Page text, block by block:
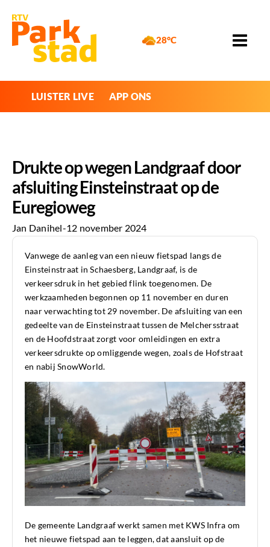
28°C
LUISTER LIVE APP ONS
Drukte op wegen Landgraaf door
afsluiting Einsteinstraat op de
Euregioweg
Jan Danihel-12 november 2024
Vanwege de aanleg van een nieuw fietspad langs de
Einsteinstraat in Schaesberg, Landgraaf, is de
verkeersdruk in het gebied flink toegenomen. De
werkzaamheden begonnen op 11 november en duren
naar verwachting tot 29 november. De afsluiting van een
gedeelte van de Einsteinstraat tussen de Melchersstraat
en de Hoofdstraat zorgt voor omleidingen en extra
verkeersdrukte op omliggende wegen, zoals de Hofstraat
en nabij SnowWorld.
De gemeente Landgraaf werkt samen met KWS Infra om
het nieuwe fietspad aan te leggen, dat aansluit op de